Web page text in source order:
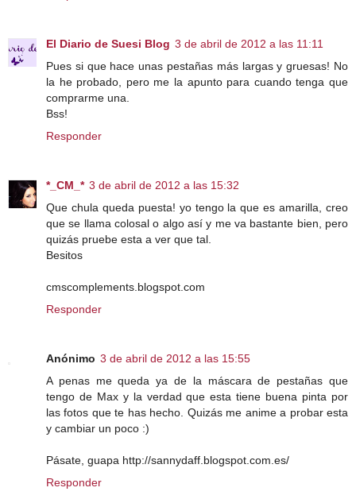
El Diario de Suesi Blog 3 de abril de 2012 a las 11:11
Pues si que hace unas pestañas más largas y gruesas! No
la he probado, pero me la apunto para cuando tenga que
comprarme una.
Bss!
Responder
*_CM_* 3 de abril de 2012 a las 15:32
Que chula queda puesta! yo tengo la que es amarilla, creo
que se llama colosal o algo así y me va bastante bien, pero
quizás pruebe esta a ver que tal.
Besitos
cmscomplements.blogspot.com
Responder
Anónimo 3 de abril de 2012 a las 15:55
A penas me queda ya de la máscara de pestañas que
tengo de Max y la verdad que esta tiene buena pinta por
las fotos que te has hecho. Quizás me anime a probar esta
y cambiar un poco :)
Pásate, guapa http://sannydaff.blogspot.com.es/
Responder